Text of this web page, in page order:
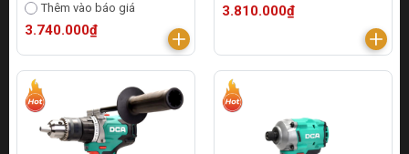
Thêm vào báo giá
3.740.000₫
3.810.000₫